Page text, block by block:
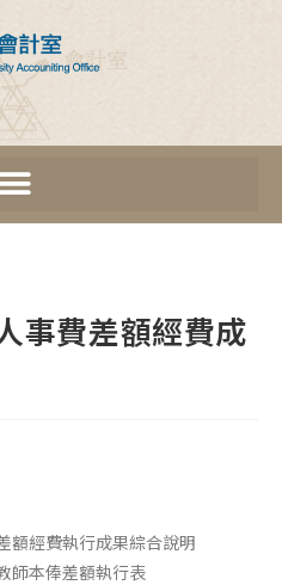
事費差額經費成
額經費執行成果綜合說明
師本俸差額執行表